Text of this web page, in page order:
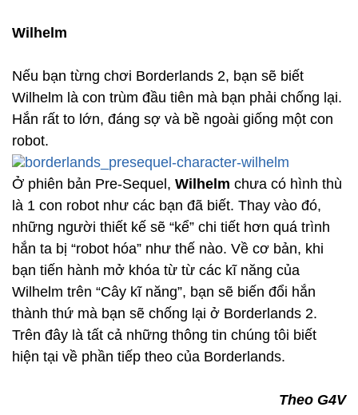
Wilhelm
Nếu bạn từng chơi Borderlands 2, bạn sẽ biết
Wilhelm là con trùm đầu tiên mà bạn phải chống lại.
Hắn rất to lớn, đáng sợ và bề ngoài giống một con
robot.
Ở phiên bản Pre-Sequel, Wilhelm chưa có hình thù
là 1 con robot như các bạn đã biết. Thay vào đó,
những người thiết kế sẽ “kể” chi tiết hơn quá trình
hắn ta bị “robot hóa” như thế nào. Về cơ bản, khi
bạn tiến hành mở khóa từ từ các kĩ năng của
Wilhelm trên “Cây kĩ năng”, bạn sẽ biến đổi hắn
thành thứ mà bạn sẽ chống lại ở Borderlands 2.
Trên đây là tất cả những thông tin chúng tôi biết
hiện tại về phần tiếp theo của Borderlands.
Theo G4V